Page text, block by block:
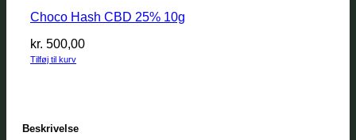
Choco Hash CBD 25% 10g
kr. 500,00
Tilføj til kurv
Beskrivelse